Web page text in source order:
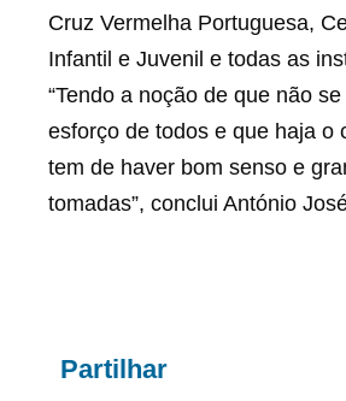
Cruz Vermelha Portuguesa,
Infantil e Juvenil e todas as
“Tendo a noção de que não
esforço de todos e que haja o
tem de haver bom senso e
tomadas”, conclui António
Partilhar